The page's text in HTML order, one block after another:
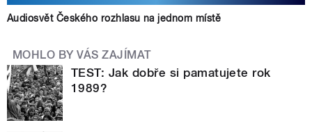
Audiosvět Českého rozhlasu na jednom místě
MOHLO BY VÁS ZAJÍMAT
TEST: Jak dobře si pamatujete rok
1989?